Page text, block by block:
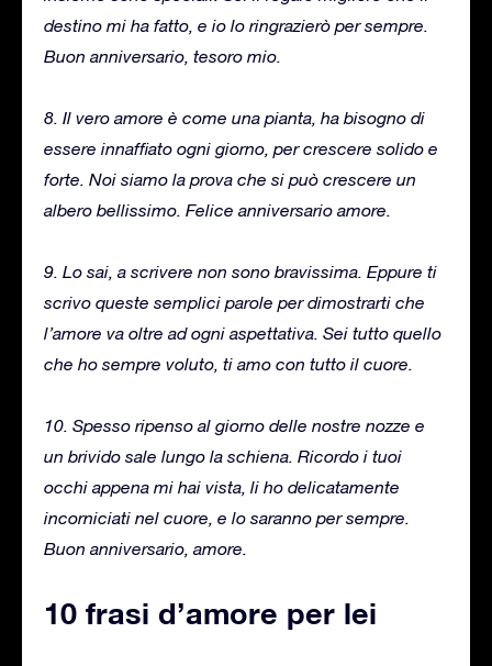
destino mi ha fatto, e io lo ringrazierò per sempre.
Buon anniversario, tesoro mio.
8. Il vero amore è come una pianta, ha bisogno di
essere innaffiato ogni giorno, per crescere solido e
forte. Noi siamo la prova che si può crescere un
albero bellissimo. Felice anniversario amore.
9. Lo sai, a scrivere non sono bravissima. Eppure ti
scrivo queste semplici parole per dimostrarti che
l’amore va oltre ad ogni aspettativa. Sei tutto quello
che ho sempre voluto, ti amo con tutto il cuore.
10. Spesso ripenso al giorno delle nostre nozze e
un brivido sale lungo la schiena. Ricordo i tuoi
occhi appena mi hai vista, li ho delicatamente
incorniciati nel cuore, e lo saranno per sempre.
Buon anniversario, amore.
10 frasi d’amore per lei